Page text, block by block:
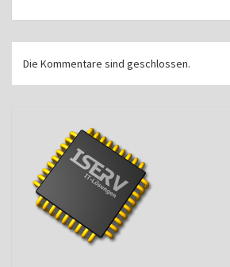
Die Kommentare sind geschlossen.